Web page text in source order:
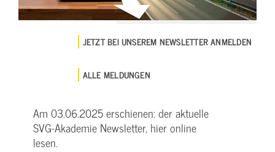
JETZT BEI UNSEREM NEWSLETTER ANMELDEN
ALLE MELDUNGEN
Am 03.06.2025 erschienen: der aktuelle
SVG-Akademie Newsletter, hier online
lesen.